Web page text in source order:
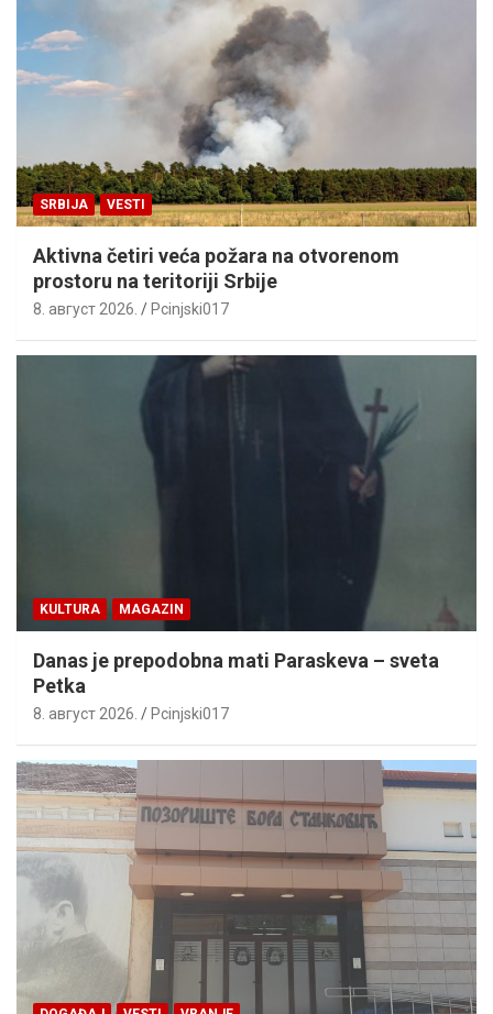
SRBIJA VESTI
Aktivna četiri veća požara na otvorenom
prostoru na teritoriji Srbije
8. август 2026. Pcinjski017
KULTURA MAGAZIN
Danas je prepodobna mati Paraskeva – sveta
Petka
8. август 2026. Pcinjski017